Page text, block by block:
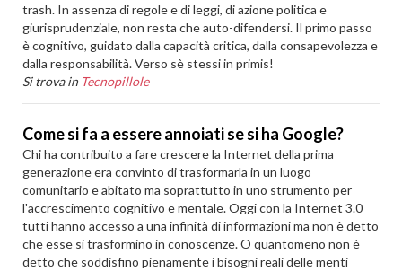
trash. In assenza di regole e di leggi, di azione politica e
giurisprudenziale, non resta che auto-difendersi. Il primo passo
è cognitivo, guidato dalla capacità critica, dalla consapevolezza e
dalla responsabilità. Verso sè stessi in primis!
Si trova in Tecnopillole
Come si fa a essere annoiati se si ha Google?
Chi ha contribuito a fare crescere la Internet della prima
generazione era convinto di trasformarla in un luogo
comunitario e abitato ma soprattutto in uno strumento per
l'accrescimento cognitivo e mentale. Oggi con la Internet 3.0
tutti hanno accesso a una infinità di informazioni ma non è detto
che esse si trasformino in conoscenze. O quantomeno non è
detto che soddisfino pienamente i bisogni reali delle menti